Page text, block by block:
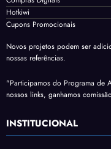
Hotkiwi
Cupons Promocionais
Novos projetos podem ser
nossas referências.
"Participamos do Programa de
nossos links, ganhamos
INSTITUCIONAL